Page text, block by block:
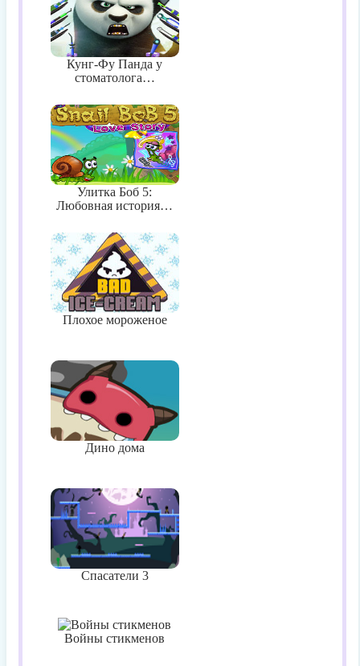
Кунг-Фу Панда у
стоматолога…
Улитка Боб 5:
Любовная история…
Плохое мороженое
Дино дома
Спасатели 3
Войны стикменов